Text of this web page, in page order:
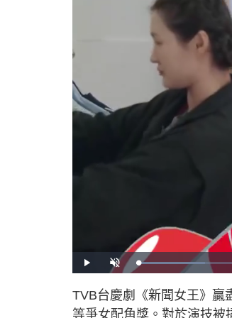
P
l
U
n
u
t
e
L
o
e
d
:
1
TVB台慶劇《新聞女王》贏
等爭女配角獎。對於演技